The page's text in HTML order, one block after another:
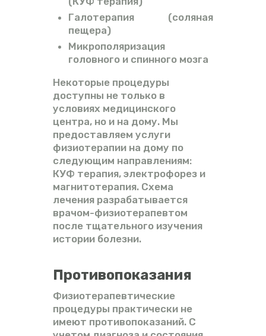
Галотерапия (соляная
пещера)
Микрополяризация
головного и спинного мозга
Некоторые процедуры
доступны не только в
условиях медицинского
центра, но и на дому. Мы
предоставляем услуги
физиотерапии на дому по
следующим направлениям:
КУФ терапия, электрофорез и
магнитотерапия. Схема
лечения разрабатывается
врачом-физиотерапевтом
после тщательного изучения
истории болезни.
Противопоказания
Физиотерапевтические
процедуры практически не
имеют противопоказаний. С